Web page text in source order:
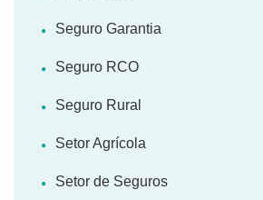
Seguro Garantia
Seguro RCO
Seguro Rural
Setor Agrícola
Setor de Seguros